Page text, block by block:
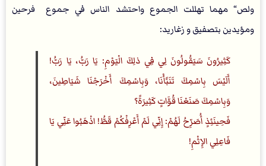
ولص“ مهما تهللت الجموع واحتشد الناس في جموع فرحين
ومؤيدين بتصفيق و زغاريد:
كَثِيرُونَ سَيَقُولُونَ لِي فِي ذلِكَ الْيَوْمِ: يَا رَبُّ، يَا رَبُّ!
أَلَيْسَ بِاسْمِكَ تَنَبَّأْنَا، وَبِاسْمِكَ أَخْرَجْنَا شَيَاطِينَ،
وَبِاسْمِكَ صَنَعْنَا قُوَّاتٍ كَثِيرَةً؟
فَحِينَئِذٍ أُصَرِّحُ لَهُمْ: إِنِّي لَمْ أَعْرِفْكُمْ قَطُّ! اذْهَبُوا عَنِّي يَا
فَاعِلِي الإِثْمِ!